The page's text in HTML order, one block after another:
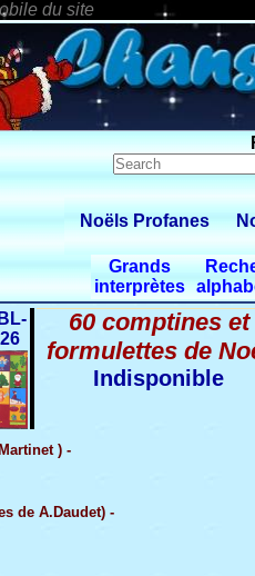
Noëls Profanes
Grands
interprètes
60 comptines et
formulettes de
Indisponible
) -
de A.Daudet) -